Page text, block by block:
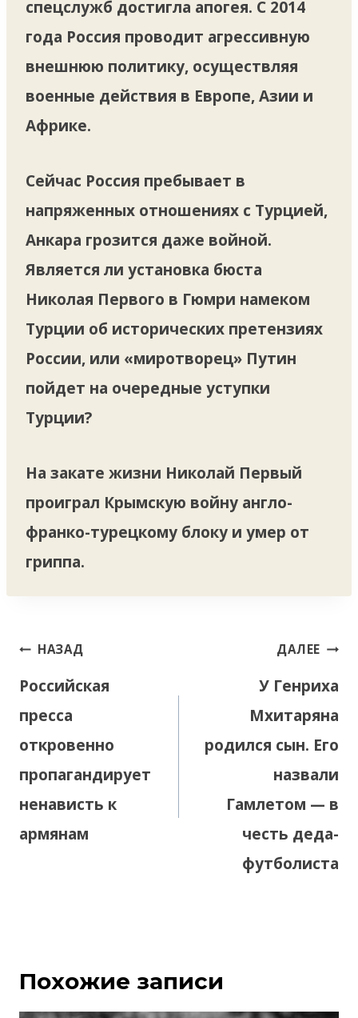
спецслужб достигла апогея. С 2014
года Россия проводит агрессивную
внешнюю политику, осуществляя
военные действия в Европе, Азии и
Африке.
Сейчас Россия пребывает в
напряженных отношениях с Турцией,
Анкара грозится даже войной.
Является ли установка бюста
Николая Первого в Гюмри намеком
Турции об исторических претензиях
России, или «миротворец» Путин
пойдет на очередные уступки
Турции?
На закате жизни Николай Первый
проиграл Крымскую войну англо-
франко-турецкому блоку и умер от
гриппа.
Навигация
записям
НАЗАД
Российская
пресса
откровенно
пропагандирует
ненависть к
армянам
ДАЛЕЕ
У Генриха
Мхитаряна
родился сын. Его
назвали
Гамлетом — в
честь деда-
футболиста
Похожие записи